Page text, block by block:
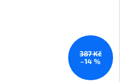
387 Kč
–14 %